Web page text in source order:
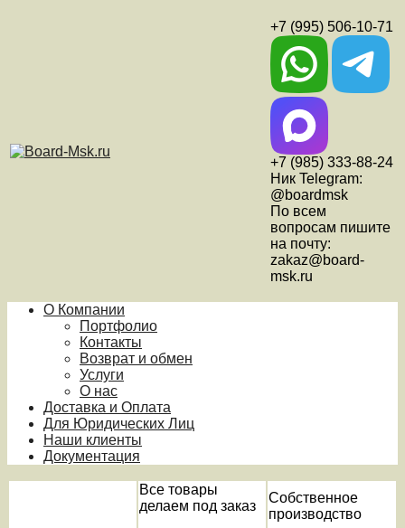
+7 (995) 506-10-71
+7 (985) 333-88-24
Ник Telegram:
@boardmsk
По всем
вопросам пишите
на почту:
zakaz@board-
msk.ru
О Компании
Портфолио
Контакты
Возврат и обмен
Услуги
О нас
Доставка и Оплата
Для Юридических Лиц
Наши клиенты
Документация
Все товары
делаем под заказ
Собственное
производство